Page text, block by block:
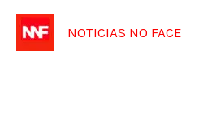
para
NOTICIAS NO FACE